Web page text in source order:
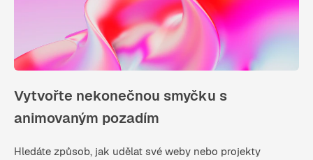
Vytvořte nekonečnou smyčku s
animovaným pozadím
Hledáte způsob, jak udělat své weby nebo projekty